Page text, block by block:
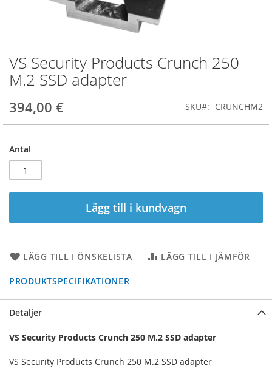
VS Security Products Crunch 250
M.2 SSD adapter
394,00 € SKU CRUNCHM2
Antal
Lägg till i kundvagn
LÄGG TILL I ÖNSKELISTA LÄGG TILL I JÄMFÖR
PRODUKTSPECIFIKATIONER
Hoppa
till
början
bildgalleriet
Detaljer
VS Security Products Crunch 250 M.2 SSD adapter
VS Security Products Crunch 250 M.2 SSD adapter